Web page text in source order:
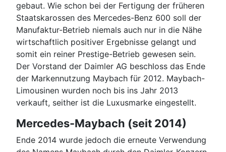
gebaut. Wie schon bei der Fertigung der früheren
Staatskarossen des Mercedes-Benz 600 soll der
Manufaktur-Betrieb niemals auch nur in die Nähe
wirtschaftlich positiver Ergebnisse gelangt und
somit ein reiner Prestige-Betrieb gewesen sein.
Der Vorstand der Daimler AG beschloss das Ende
der Markennutzung Maybach für 2012. Maybach-
Limousinen wurden noch bis ins Jahr 2013
verkauft, seither ist die Luxusmarke eingestellt.
Mercedes-Maybach (seit 2014)
Ende 2014 wurde jedoch die erneute Verwendung